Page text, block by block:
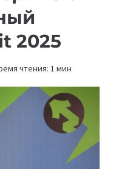
2025
чтения: 1 мин